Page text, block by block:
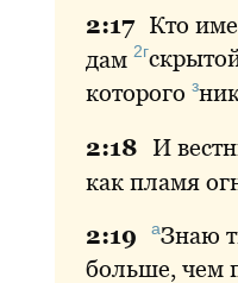
2:17 Кто
дам 2г
которого з
2:18 И
как пламя
2:19 аЗнаю
больше, чем